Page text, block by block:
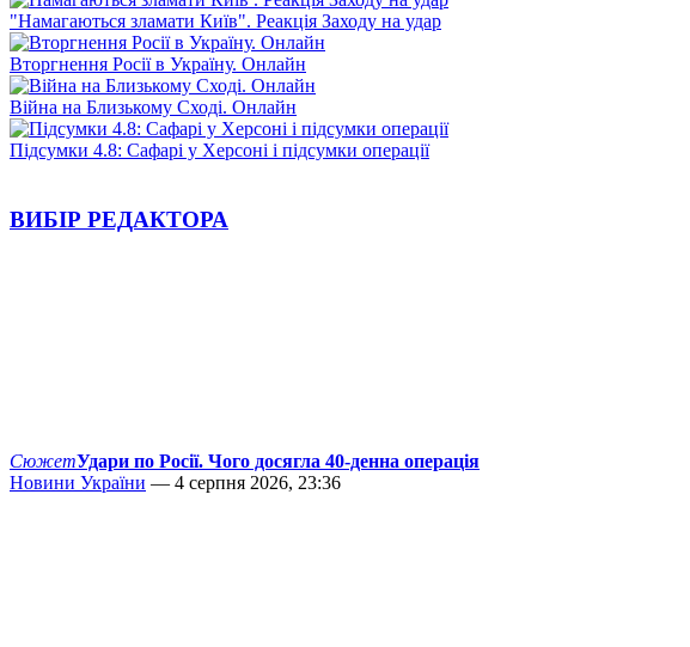
"Намагаються зламати Київ". Реакція Заходу на удар
Вторгнення Росії в Україну. Онлайн
Війна на Близькому Сході. Онлайн
Підсумки 4.8: Сафарі у Херсоні і підсумки операції
ВИБІР РЕДАКТОРА
СюжетУдари по Росії. Чого досягла 40-денна операція
Новини України — 4 серпня 2026, 23:36